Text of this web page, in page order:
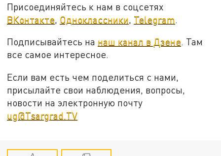
Присоединяйтесь к нам в соцсетях
ВКонтакте, Одноклассники, Telegram.
Подписывайтесь на наш канал в Дзене. Там
все самое интересное.
Если вам есть чем поделиться с нами,
присылайте свои наблюдения, вопросы,
новости на электронную почту
ug@Tsargrad.TV